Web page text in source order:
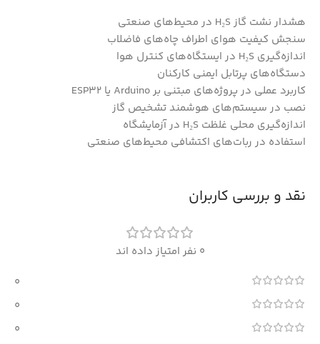
هشدار نشت گاز H₂S در محیط‌های صنعتی
سنجش کیفیت هوای اطراف چاه‌های فاضلاب
اندازه‌گیری H₂S در ایستگاه‌های کنترل هوا
دستگاه‌های پرتابل ایمنی کارکنان
کاربرد عملی در پروژه‌های مبتنی بر Arduino یا ESP32
نصب در سیستم‌های هوشمند تشخیص گاز
اندازه‌گیری محلی غلظت H₂S در آزمایشگاه
استفاده در ربات‌های اکتشافی محیط‌های صنعتی
نقد و بررسی کاربران
0 نفر امتیاز داده اند
0
0
0